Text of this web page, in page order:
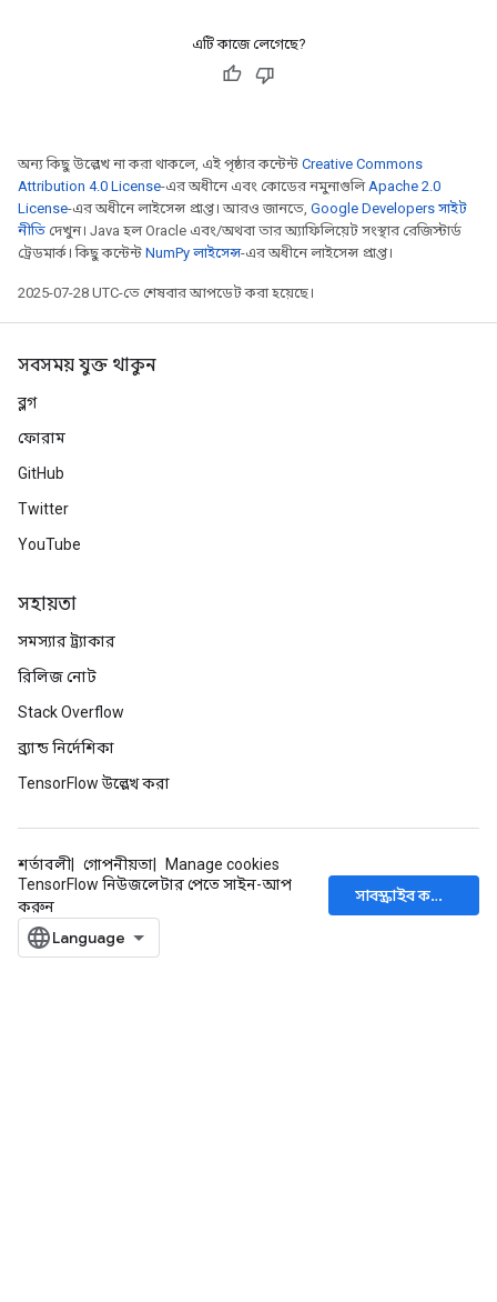
এটি কাজে লেগেছে?
অন্য কিছু উল্লেখ না করা থাকলে, এই পৃষ্ঠার কন্টেন্ট Creative Commons
Attribution 4.0 License-এর অধীনে এবং কোডের নমুনাগুলিApache 2.0
License-এর অধীনে লাইসেন্স প্রাপ্ত। আরও জানতে, Google Developers সাইট
নীতি দেখুন। Java হল Oracle এবং/অথবা তার অ্যাফিলিয়েট সংস্থার রেজিস্টার্ড
ট্রেডমার্ক। কিছু কন্টেন্ট NumPy লাইসেন্স-এর অধীনে লাইসেন্স প্রাপ্ত।
2025-07-28 UTC-তে শেষবার আপডেট করা হয়েছে।
সবসময় যুক্ত থাকুন
ব্লগ
ফোরাম
GitHub
Twitter
YouTube
সহায়তা
সমস্যার ট্র্যাকার
রিলিজ নোট
Stack Overflow
ব্র্যান্ড নির্দেশিকা
TensorFlow উল্লেখ করা
শর্তাবলী গোপনীয়তা
Manage cookies
TensorFlow নিউজলেটার পেতে সাইন-আপ
করুন
সাবস্ক্রাইব করুন